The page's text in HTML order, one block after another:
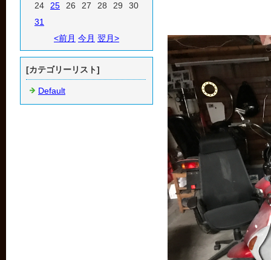
24
25 26 27 28 29
30
31
<前月 今月 翌月>
[カテゴリーリスト]
Default